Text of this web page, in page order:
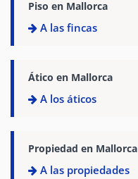
Piso en Mallorca
A las fincas
Ático en Mallorca
A los áticos
Propiedad en Mallorca
A las propiedades